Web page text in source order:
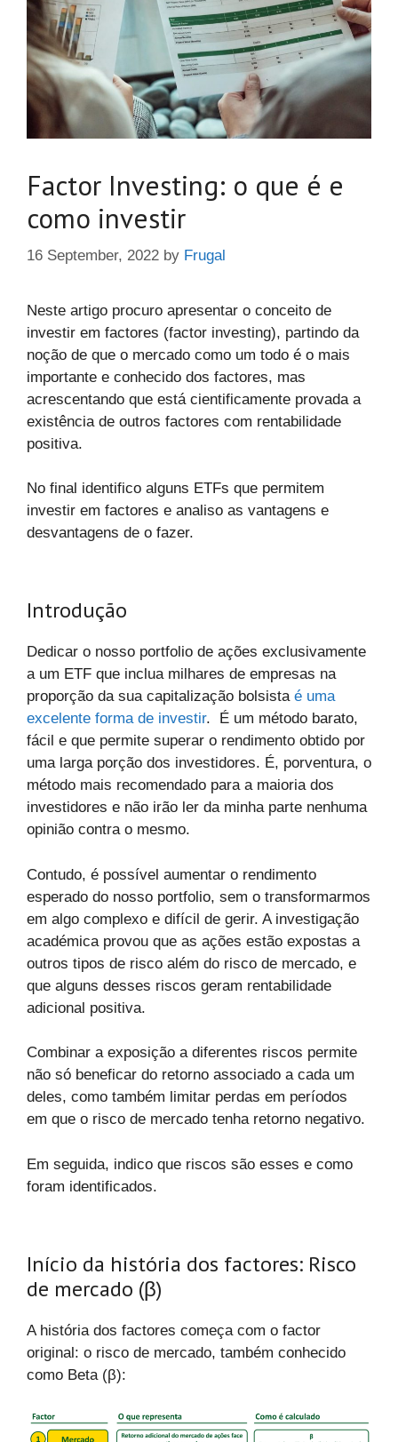
Factor Investing: o que é e
como investir
16 September, 2022 by Frugal
Neste artigo procuro apresentar o conceito de
investir em factores (factor investing), partindo da
noção de que o mercado como um todo é o mais
importante e conhecido dos factores, mas
acrescentando que está cientificamente provada a
existência de outros factores com rentabilidade
positiva.
No final identifico alguns ETFs que permitem
investir em factores e analiso as vantagens e
desvantagens de o fazer.
Introdução
Dedicar o nosso portfolio de ações exclusivamente
a um ETF que inclua milhares de empresas na
proporção da sua capitalização bolsista é uma
excelente forma de investir. É um método barato,
fácil e que permite superar o rendimento obtido por
uma larga porção dos investidores. É, porventura, o
método mais recomendado para a maioria dos
investidores e não irão ler da minha parte nenhuma
opinião contra o mesmo.
Contudo, é possível aumentar o rendimento
esperado do nosso portfolio, sem o transformarmos
em algo complexo e difícil de gerir. A investigação
académica provou que as ações estão expostas a
outros tipos de risco além do risco de mercado, e
que alguns desses riscos geram rentabilidade
adicional positiva.
Combinar a exposição a diferentes riscos permite
não só beneficar do retorno associado a cada um
deles, como também limitar perdas em períodos
em que o risco de mercado tenha retorno negativo.
Em seguida, indico que riscos são esses e como
foram identificados.
Início da história dos factores: Risco
de mercado (β)
A história dos factores começa com o factor
original: o risco de mercado, também conhecido
como Beta (β):